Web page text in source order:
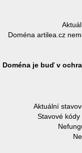
Doména artilea.cz
Doména je buď v
Aktuální
Stavové kódy